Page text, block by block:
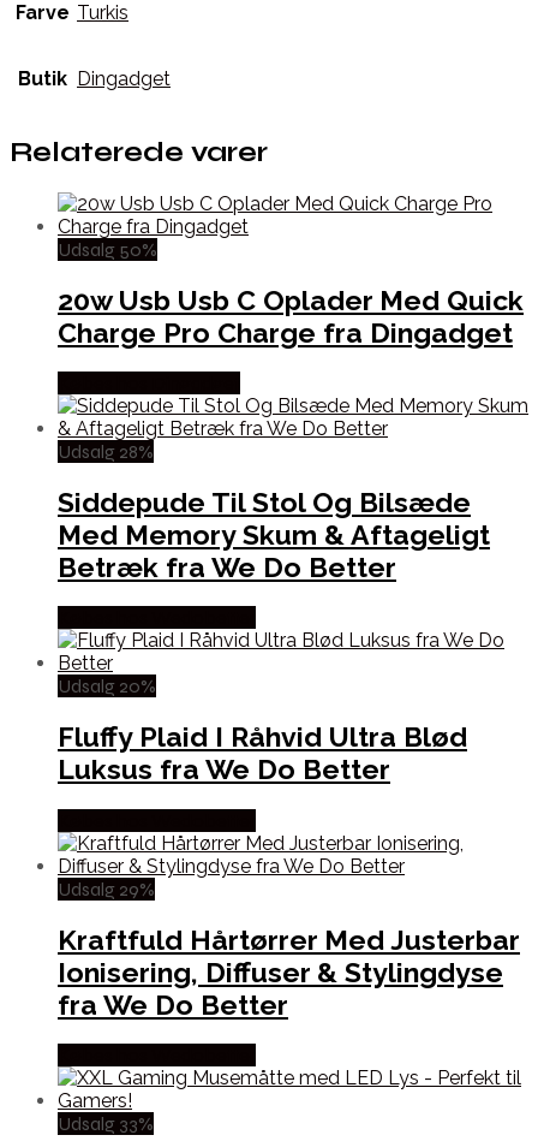
Farve Turkis
Butik Dingadget
Relaterede varer
Udsalg 50%
20w Usb Usb C Oplader Med Quick
Charge Pro Charge fra Dingadget
Udsalg 28%
Siddepude Til Stol Og Bilsæde
Med Memory Skum & Aftageligt
Betræk fra We Do Better
Udsalg 20%
Fluffy Plaid I Råhvid Ultra Blød
Luksus fra We Do Better
Udsalg 29%
Kraftfuld Hårtørrer Med Justerbar
Ionisering, Diffuser & Stylingdyse
fra We Do Better
Udsalg 33%